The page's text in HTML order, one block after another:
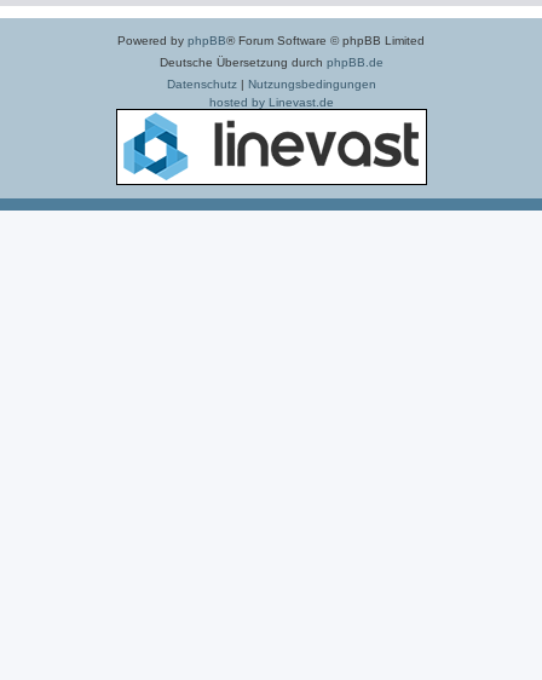
Powered by phpBB® Forum Software © phpBB Limited
Deutsche Übersetzung durch phpBB.de
Datenschutz|
Nutzungsbedingungen
hosted by Linevast.de